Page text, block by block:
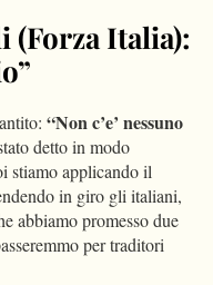
(Forza Italia):
“Non c’e’ nessuno
detto in modo
stiamo applicando il
in giro gli italiani,
abbiamo promesso due
per traditori